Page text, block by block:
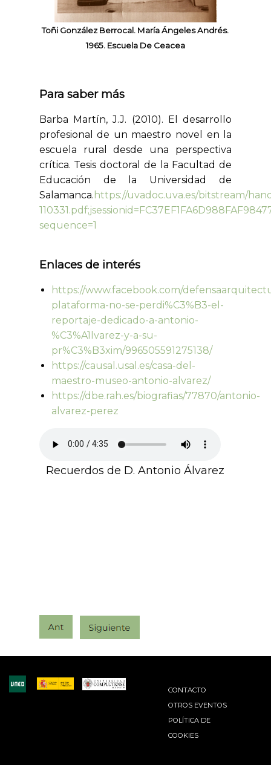
Toñi González Berrocal. María Ángeles Andrés.
1965. Escuela De Ceacea
Para saber más
Barba Martín, J.J. (2010). El desarrollo
profesional de un maestro novel en la
escuela rural desde una perspectiva
crítica. Tesis doctoral de la Facultad de
Educación de la Universidad de
Salamanca. https://uvadoc.uva.es/bitstream/
sequence=1
Enlaces de interés
https://www.facebook.com/
plataforma-no-se-perdi%C3%B3-el-
reportaje-dedicado-a-antonio-
%C3%A1lvarez-y-a-su-
pr%C3%B3xim/996505591275138/
https://causal.usal.es/casa-del-
maestro-museo-antonio-alvarez/
https://dbe.rah.es/biografias/77870/antonio-
alvarez-perez
Recuerdos de D. Antonio Álvarez
CONTACTO
OTROS EVENTOS
POLÍTICA DE
COOKIES